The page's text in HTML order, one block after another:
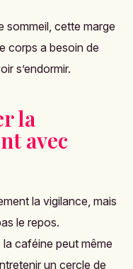
sommeil, cette marge
corps a besoin de
s’endormir.
la
avec
la vigilance, mais
le repos.
caféine peut même
un cercle de